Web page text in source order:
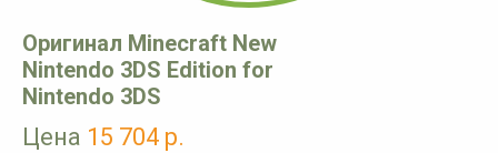
Оригинал Minecraft New
Nintendo 3DS Edition for
Nintendo 3DS
Цена 15 704 р.